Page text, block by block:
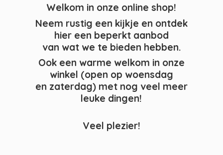
Welkom in onze online shop!
Neem rustig een kijkje en ontdek
hier een beperkt aanbod
van wat we te bieden hebben.
Ook een warme welkom in onze
winkel (open op woensdag
en zaterdag) met nog veel meer
leuke dingen!
Veel plezier!